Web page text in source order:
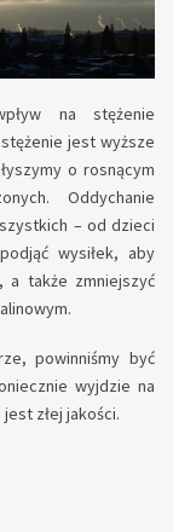
na stężenie
jest wyższe
o rosnącym
Oddychanie
– od dzieci
wysiłek, aby
a także zmniejszyć
powinniśmy być
wyjdzie na
złej jakości.